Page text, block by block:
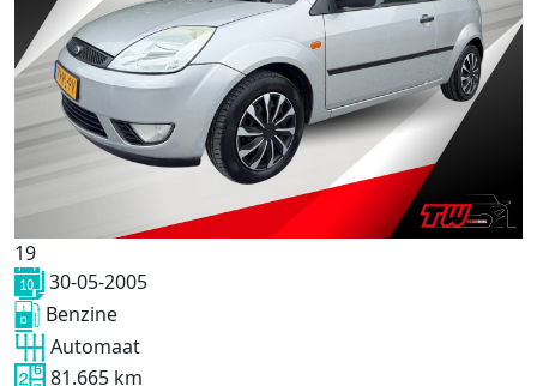
19
30-05-2005
Benzine
Automaat
81.665 km